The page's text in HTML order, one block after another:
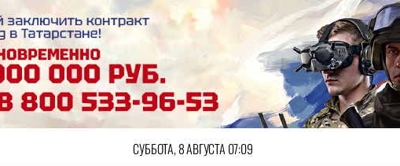
СУББОТА, 8 АВГУСТА 07:09